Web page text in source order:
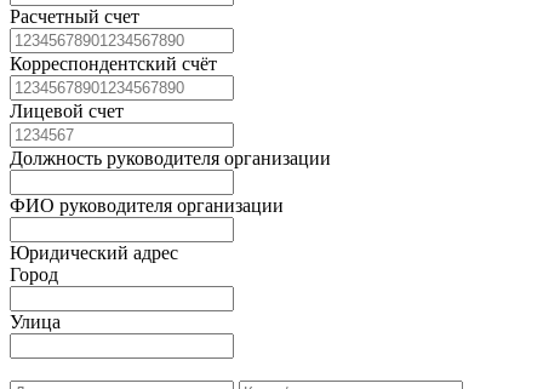
Расчетный счет
Корреспондентский счёт
Лицевой счет
Должность руководителя организации
ФИО руководителя организации
Юридический адрес
Город
Улица